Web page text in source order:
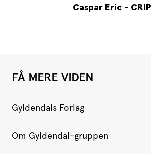
Caspar Eric - CRIP
FÅ MERE VIDEN
Gyldendals Forlag
Om Gyldendal-gruppen